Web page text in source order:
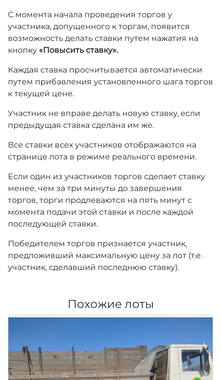
С момента начала проведения торгов у
участника, допущенного к торгам, появится
возможность делать ставки путем нажатия на
кнопку «Повысить ставку».
Каждая ставка просчитывается автоматически
путем прибавления установленного шага торгов
к текущей цене.
Участник не вправе делать новую ставку, если
предыдущая ставка сделана им же.
Все ставки всех участников отображаются на
странице лота в режиме реального времени.
Если один из участников торгов сделает ставку
менее, чем за три минуты до завершения
торгов, торги продлеваются на пять минут с
момента подачи этой ставки и после каждой
последующей ставки.
Победителем торгов признается участник,
предложивший максимальную цену за лот (т.е.
участник, сделавший последнюю ставку).
Похожие лоты